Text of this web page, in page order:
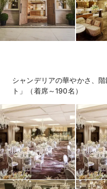
シャンデリアの華やかさ、
ト」（着席～190名）